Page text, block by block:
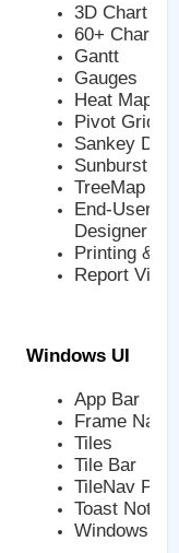
3D Chart
60+ Charts
Gantt
Gauges
Heat
Pivot Grid
Sankey
Sunburst
TreeMap
End-User
Designer
Printing &
Report
Windows UI
App Bar
Frame
Tiles
Tile Bar
TileNav
Toast
Windows UI